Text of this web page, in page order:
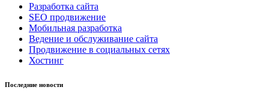
Разработка сайта
SEO продвижение
Мобильная разработка
Ведение и обслуживание сайта
Продвижение в социальных сетях
Хостинг
Последние новости